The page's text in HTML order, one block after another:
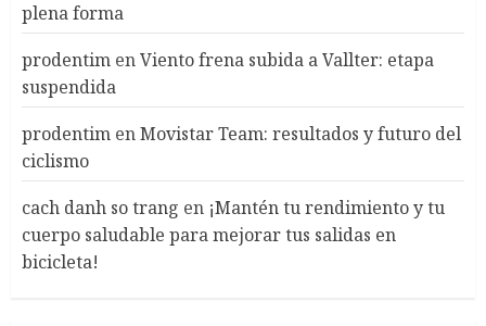
plena forma
prodentim enViento frena subida a Vallter: etapa
suspendida
prodentim enMovistar Team: resultados y futuro del
ciclismo
cach danh so trang en ¡Mantén tu rendimiento y tu
cuerpo saludable para mejorar tus salidas en
bicicleta!